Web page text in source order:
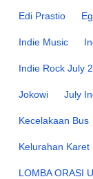
Edi Prastio
Indie Music
Indie Rock July
Jokowi July
Kecelakaan Bus
Kelurahan Karet
LOMBA ORASI